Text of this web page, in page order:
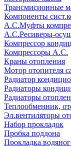
Трансмисионные
Компоненты
А.С.Муфты
А.С.Ресиверы-
Компрессор
Компрессоры А.С.
Краны отопления
Мотор отопителя
Радиатор
Радиаторы
Радиаторы
Теплообменник,
Эл.вентиляторы
Набор прокладок
Пробка поддона
Прокладка